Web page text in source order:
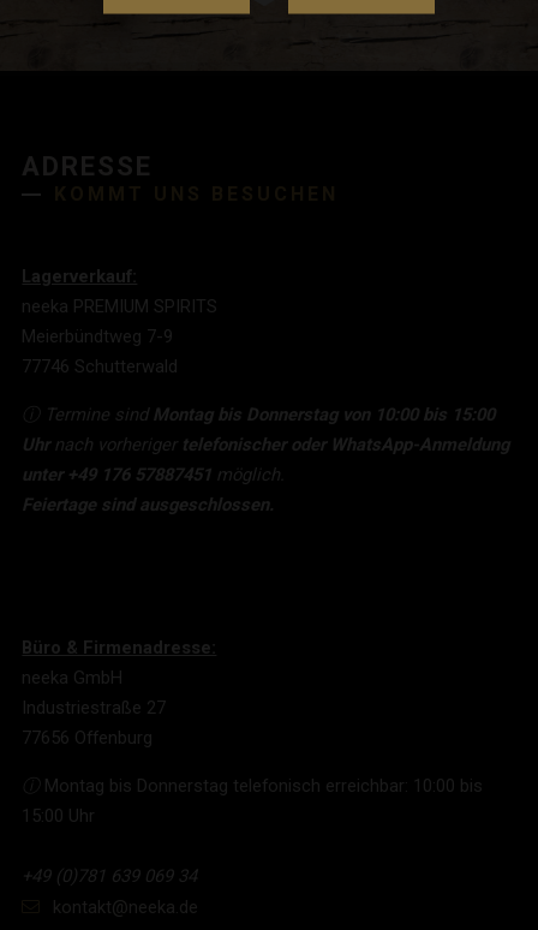
ADRESSE
Lagerverkauf:
neeka PREMIUM SPIRITS
Meierbündtweg 7-9
77746 Schutterwald
ⓘ Termine sind Montag bis Donnerstag von 10:00 bis 15:00
Uhrnach vorheriger telefonischer oder WhatsApp-Anmeldung
unter +49 176 57887451 möglich.
Feiertage sind ausgeschlossen.
Büro & Firmenadresse:
neeka GmbH
Industriestraße 27
77656 Offenburg
ⓘ Montag bis Donnerstag telefonisch erreichbar: 10:00 bis
15:00 Uhr
+49 (0)781 639 069 34
kontakt@neeka.de